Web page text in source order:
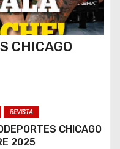
CHICAGO
REVISTA
CHICAGO
2025